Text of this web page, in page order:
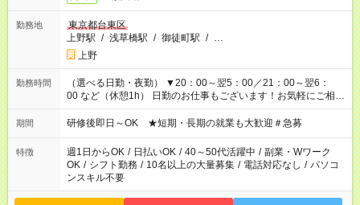
勤務地
東京都台東区
上野駅 / 浅草橋駅 / 御徒町駅 / …
上野
勤務時間
（選べる日勤・夜勤） ▼20：00～翌5：00／21：00～翌6：
00 など（休憩1h） 日勤のお仕事もございます！お気軽にご相談
ください！
期間 研修後即日～OK ★短期・長期の就業も大歓迎＃急募
特徴 週1日からOK / 日払いOK / 40～50代活躍中 / 副業・Wワーク
OK / シフト勤務 / 10名以上の大量募集 / 電話対応なし / パソコ
ンスキル不要